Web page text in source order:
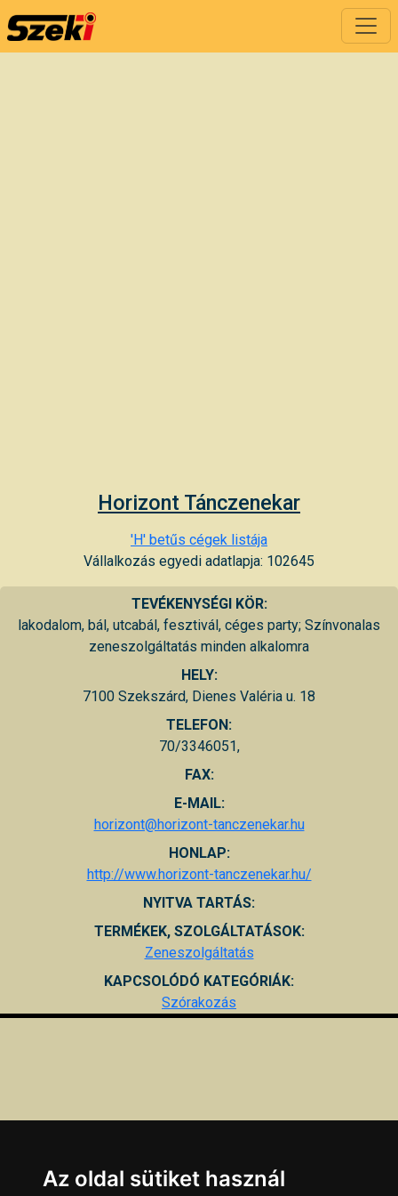
Horizont Tánczenekar
'H' betűs cégek listája
Vállalkozás egyedi adatlapja: 102645
TEVÉKENYSÉGI KÖR:
lakodalom, bál, utcabál, fesztivál, céges party; Színvonalas
zeneszolgáltatás minden alkalomra
HELY:
7100 Szekszárd, Dienes Valéria u. 18
TELEFON:
70/3346051,
FAX:
E-MAIL:
horizont@horizont-tanczenekar.hu
HONLAP:
http://www.horizont-tanczenekar.hu/
NYITVA TARTÁS:
TERMÉKEK, SZOLGÁLTATÁSOK:
Zeneszolgáltatás
KAPCSOLÓDÓ KATEGÓRIÁK:
Szórakozás
Az oldal sütiket használ